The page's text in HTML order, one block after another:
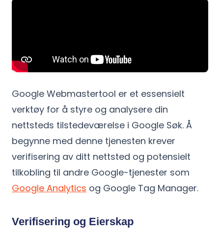
Google Webmastertool er et essensielt
verktøy for å styre og analysere din
nettsteds tilstedeværelse i Google Søk. Å
begynne med denne tjenesten krever
verifisering av ditt nettsted og potensielt
tilkobling til andre Google-tjenester som
Google Analytics og Google Tag Manager.
Verifisering og Eierskap